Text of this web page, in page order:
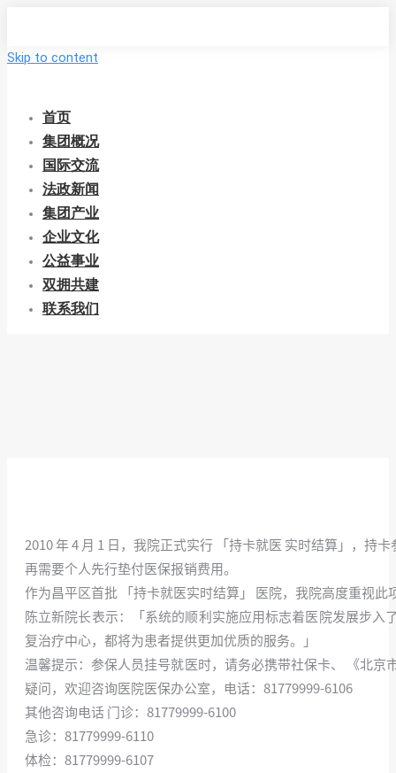
Skip to content
首页
集团概况
国际交流
法政新闻
集团产业
企业文化
公益事业
双拥共建
联系我们
2010 年 4 月 1 日，我院正式实行 「持卡就医 实时结算」，持
再需要个人先行垫付医保报销费用。
作为昌平区首批 「持卡就医实时结算」 医院，我院高度重视
陈立新院长表示：「系统的顺利实施应用标志着医院发展步
复治疗中心，都将为患者提供更加优质的服务。」
温馨提示：参保人员挂号就医时，请务必携带社保卡、 《北
疑问，欢迎咨询医院医保办公室，电话：81779999-6106
其他咨询电话 门诊：81779999-6100
急诊：81779999-6110
体检：81779999-6107